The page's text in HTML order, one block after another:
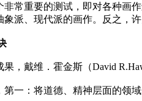
非常重要的测试，即对各种画
派、现代派的画作。反之，
，戴维．霍金斯（David
一：将道德、精神层面的领